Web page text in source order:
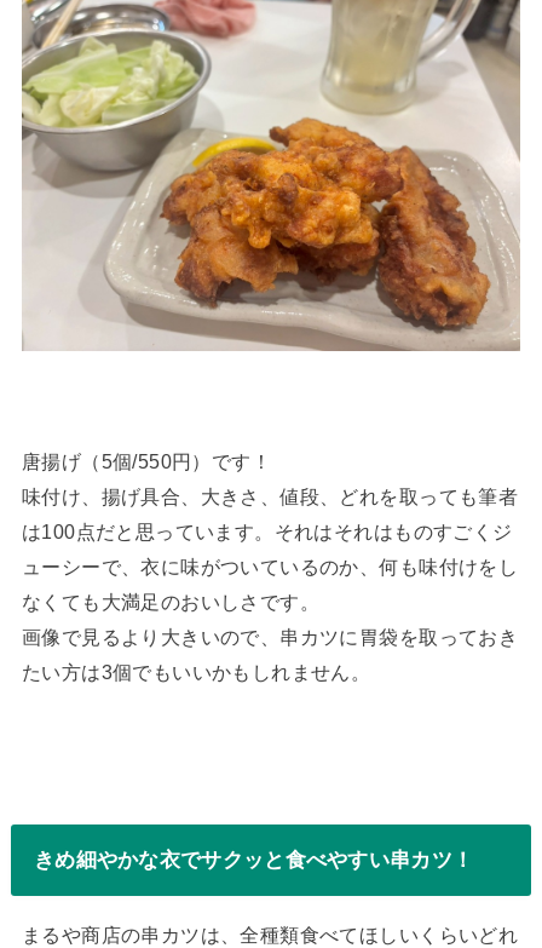
唐揚げ（5個/550円）です！
味付け、揚げ具合、大きさ、値段、どれを取っても筆者
は100点だと思っています。それはそれはものすごくジ
ューシーで、衣に味がついているのか、何も味付けをし
なくても大満足のおいしさです。
画像で見るより大きいので、串カツに胃袋を取っておき
たい方は3個でもいいかもしれません。
きめ細やかな衣でサクッと食べやすい串カツ！
まるや商店の串カツは、全種類食べてほしいくらいどれ